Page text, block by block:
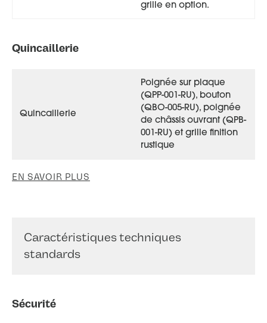
Caractéristiques techniques
standards
Sécurité
grille en option.
Quincaillerie
Quincaillerie
Poignée sur plaque
(QPP-001-RU), bouton
(QBO-005-RU), poignée
de châssis ouvrant (QPB-
001-RU) et grille finition
rustique
EN SAVOIR PLUS